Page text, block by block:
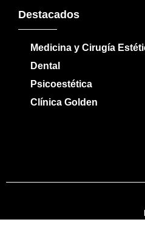
Destacados
Medicina y Cirugía
Dental
Psicoestética
Clínica Golden